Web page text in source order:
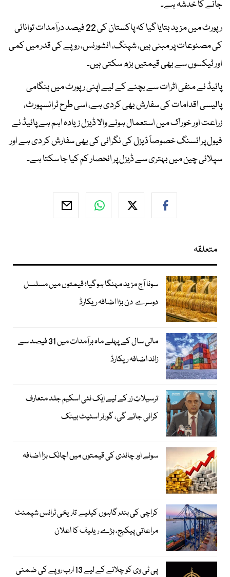
جانے کا خدشہ ہے۔
رپورٹ میں مزید بتایا گیا کہ پاکستان کی 22 فیصد درآمدات توانائی
کی مصنوعات پر مبنی ہیں، شپنگ، انشورنس، روپے کی قدر میں کمی
اور ٹیکسوں سے بھی قیمتیں بڑھ سکتی ہیں۔
پائیڈ نے منفی اثرات سے بچنے کے لیے اپنی رپورٹ میں ہنگامی
پالیسی اقدامات کی سفارش بھی کردی ہے، اسی طرح ٹرانسپورٹ،
زراعت اور خوراک میں استعمال ہونے والا ڈیزل زیادہ اہم ہے پائیڈ نے
فیول پرائسنگ خصوصاً ڈیزل کی نگرانی کی بھی سفارش کر دی ہے اور
سپلائی چین میں بہتری سے ڈیزل پر انحصار کم کیا جا سکتا ہے۔
متعلقہ
سونا آج مزید مہنگا ہوگیا؛ قیمتوں میں مسلسل
دوسرے دن بڑا اضافہ ریکارڈ
مالی سال کے پہلے ماہ برآمدات میں 31 فیصد سے
زائد اضافہ ریکارڈ
ترسیلاتِ زر کے لیے ایک نئی اسکیم جلد متعارف
کرائی جائے گی، گورنر اسٹیٹ بینک
سونے اور چاندی کی قیمتوں میں اچانک بڑا اضافہ
کراچی کی بندرگاہوں کیلیے تاریخی ٹرانس شپمنٹ
مراعاتی پیکیج، بڑے ریلیف کا اعلان
پی ٹی وی کو چلانے کے لیے 13 ارب روپے کی ضمنی